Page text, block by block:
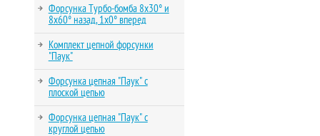
Форсунка Турбо-бомба 8х30° и
8х60° назад, 1х0° вперед
Комплект цепной форсунки
"Паук"
Форсунка цепная "Паук" с
плоской цепью
Форсунка цепная "Паук" с
круглой цепью